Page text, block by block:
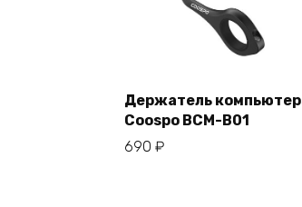
Держатель
Coospo BCM-B01
690 ₽